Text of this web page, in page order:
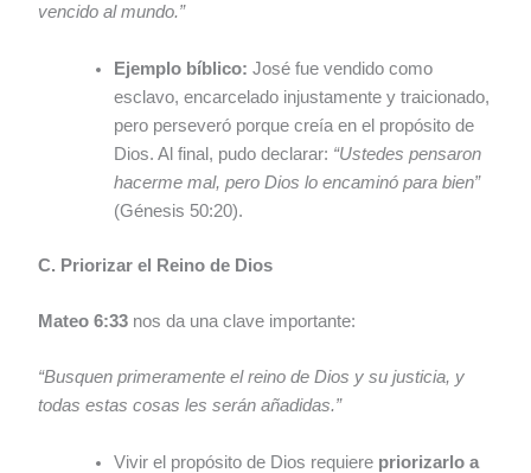
vencido al mundo.”
Ejemplo bíblico: José fue vendido como
esclavo, encarcelado injustamente y traicionado,
pero perseveró porque creía en el propósito de
Dios. Al final, pudo declarar: “Ustedes pensaron
hacerme mal, pero Dios lo encaminó para bien”
(Génesis 50:20).
C. Priorizar el Reino de Dios
Mateo 6:33 nos da una clave importante:
“Busquen primeramente el reino de Dios y su justicia, y
todas estas cosas les serán añadidas.”
Vivir el propósito de Dios requiere priorizarlo a